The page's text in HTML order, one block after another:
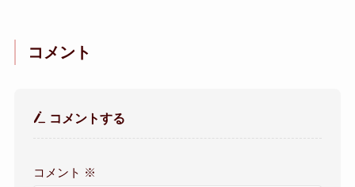
コメント
コメントする
コメント ※